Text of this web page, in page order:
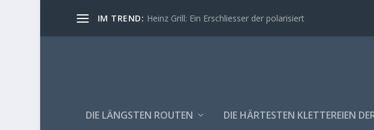
IM TREND: Heinz Grill: Ein Erschliesser der polarisiert
DIE LÄNGSTEN ROUTEN DIE HÄRTESTEN KLETTEREIEN